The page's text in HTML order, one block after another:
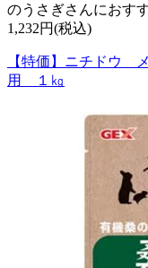
のうさぎさんにおす
1,232円(税込)
【特価】ニチドウ
用 １㎏